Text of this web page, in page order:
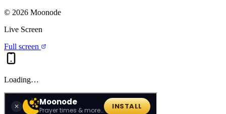
© 2026 Moonode
Live Screen
Full screen
Loading…